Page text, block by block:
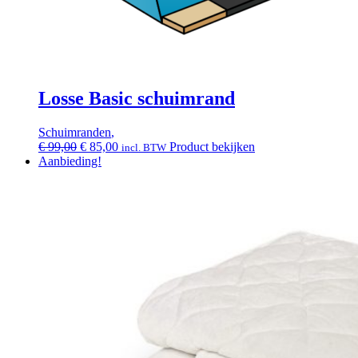
Losse Basic schuimrand
Schuimranden,
€99,00 Oorspronkelijke
prijs
€ 85,00Huidige
incl. BTW Product bekijken
Aanbieding!